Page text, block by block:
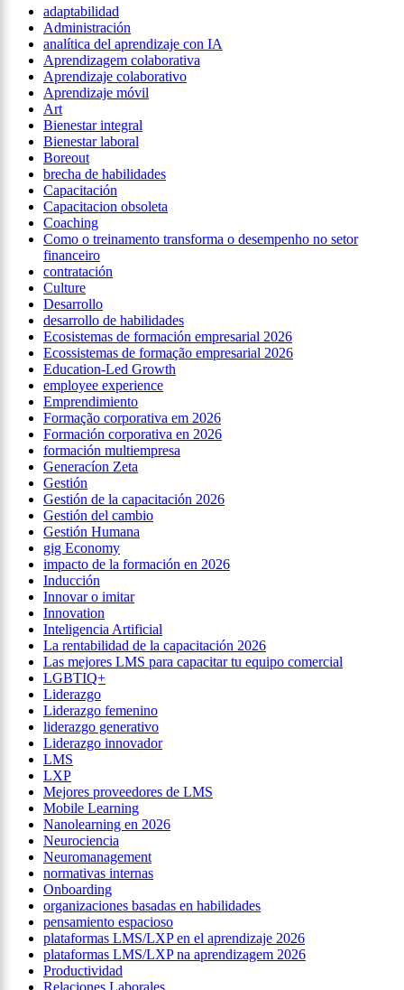
adaptabilidad
Administración
analítica del aprendizaje con IA
Aprendizagem colaborativa
Aprendizaje colaborativo
Aprendizaje móvil
Art
Bienestar integral
Bienestar laboral
Boreout
brecha de habilidades
Capacitación
Capacitacion obsoleta
Coaching
Como o treinamento transforma o desempenho no setor
financeiro
contratación
Culture
Desarrollo
desarrollo de habilidades
Ecosistemas de formación empresarial 2026
Ecossistemas de formação empresarial 2026
Education-Led Growth
employee experience
Emprendimiento
Formação corporativa em 2026
Formación corporativa en 2026
formación multiempresa
Generacíon Zeta
Gestión
Gestión de la capacitación 2026
Gestión del cambio
Gestión Humana
gig Economy
impacto de la formación en 2026
Inducción
Innovar o imitar
Innovation
Inteligencia Artificial
La rentabilidad de la capacitación 2026
Las mejores LMS para capacitar tu equipo comercial
LGBTIQ+
Liderazgo
Liderazgo femenino
liderazgo generativo
Liderazgo innovador
LMS
LXP
Mejores proveedores de LMS
Mobile Learning
Nanolearning en 2026
Neurociencia
Neuromanagement
normativas internas
Onboarding
organizaciones basadas en habilidades
pensamiento espacioso
plataformas LMS/LXP en el aprendizaje 2026
plataformas LMS/LXP na aprendizagem 2026
Productividad
Relaciones Laborales